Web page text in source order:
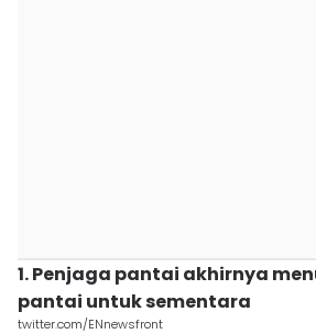
1. Penjaga pantai akhirnya
pantai untuk sementara
twitter.com/ENnewsfront